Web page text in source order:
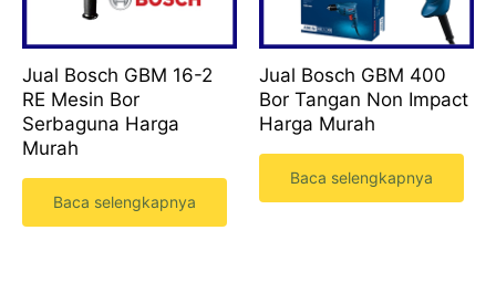
Jual Bosch GBM 16-2
RE Mesin Bor
Serbaguna Harga
Murah
Baca selengkapnya
Jual Bosch GBM 400
Bor Tangan Non Impact
Harga Murah
Baca selengkapnya